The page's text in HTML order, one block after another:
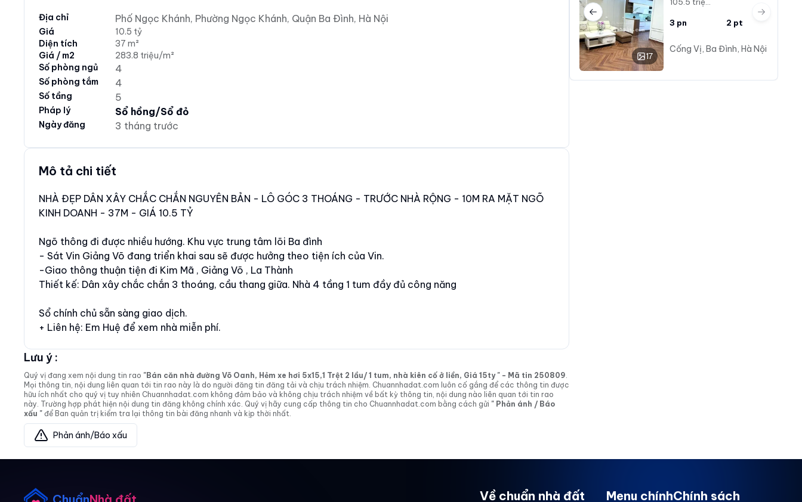
Địa chỉ Phố Ngọc Khánh, Phường Ngọc Khánh, Quận Ba Đình, Hà Nội
Giá
10.5 tỷ
Diện tích
37 m²
Giá / m2
283.8 triệu/m²
Số phòng ngủ
4
Số phòng tắm 4
Số tầng 5
Pháp lý Sổ hồng/Sổ đỏ
Ngày đăng 3 tháng trước
Mô tả chi tiết
NHÀ ĐẸP DÂN XÂY CHẮC CHẮN NGUYÊN BẢN - LÔ GÓC 3 THOÁNG - TRƯỚC NHÀ RỘNG - 10M RA MẶT NGÕ
KINH DOANH - 37M - GIÁ 10.5 TỶ
Ngõ thông đi được nhiều hướng. Khu vực trung tâm lõi Ba đình
- Sát Vin Giảng Võ đang triển khai sau sẽ được hưởng theo tiện ích của Vin.
-Giao thông thuận tiện đi Kim Mã , Giảng Võ , La Thành
Thiết kế: Dân xây chắc chắn 3 thoáng, cầu thang giữa. Nhà 4 tầng 1 tum đầy đủ công năng
Sổ chính chủ sẵn sàng giao dịch.
+ Liên hệ: Em Huệ để xem nhà miễn phí.
Lưu ý :
Quý vị đang xem nội dung tin rao "Bán căn nhà đường Võ Oanh, Hẻm xe hơi 5x15,1 Trệt 2 lầu/ 1 tum, nhà kiên cố ở liền, Giá 15ty " - Mã tin 250809.
Mọi thông tin, nội dung liên quan tới tin rao này là do người đăng tin đăng tải và chịu trách nhiệm. Chuannhadat.com luôn cố gắng để các thông tin được
hữu ích nhất cho quý vị tuy nhiên Chuannhadat.com không đảm bảo và không chịu trách nhiệm về bất kỳ thông tin, nội dung nào liên quan tới tin rao
này. Trường hợp phát hiện nội dung tin đăng không chính xác. Quý vị hãy cung cấp thông tin cho Chuannhadat.com bằng cách gửi " Phản ánh / Báo
xấu " để Ban quản trị kiểm tra lại thông tin bài đăng nhanh và kịp thời nhất.
Phản ánh/Báo xấu
17
3 pn 2 pt
Cống Vị, Ba Đình, Hà Nội
Previous slide Next slide
Về chuẩn nhà đất Menu chínhChính sách